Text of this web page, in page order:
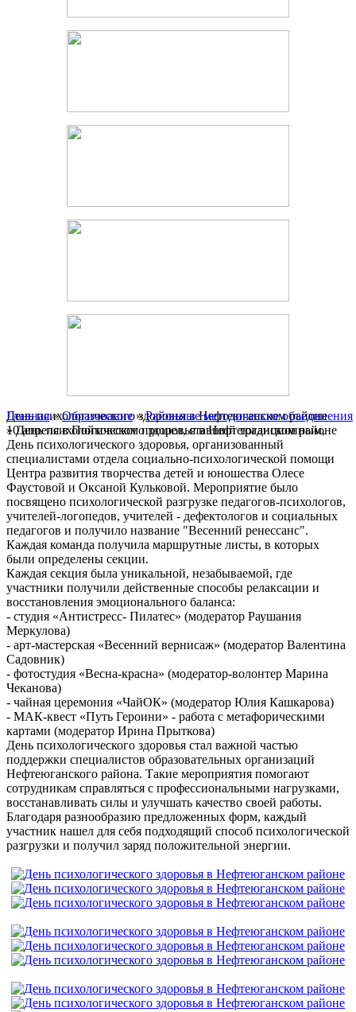
Главная»Образование»Районные методические объединения
» День психологического здоровья в Нефтеюганском районе
День психологического здоровья в Нефтеюганском районе
10 апреля в Пойковском прошел, ставший традиционным,
День психологического здоровья, организованный
специалистами отдела социально-психологической помощи
Центра развития творчества детей и юношества Олесе
Фаустовой и Оксаной Кульковой. Мероприятие было
посвящено психологической разгрузке педагогов-психологов,
учителей-логопедов, учителей - дефектологов и социальных
педагогов и получило название "Весенний ренессанс".
Каждая команда получила маршрутные листы, в которых
были определены секции.
Каждая секция была уникальной, незабываемой, где
участники получили действенные способы релаксации и
восстановления эмоционального баланса:
- студия «Антистресс- Пилатес» (модератор Раушания
Меркулова)
- арт-мастерская «Весенний вернисаж» (модератор Валентина
Садовник)
- фотостудия «Весна-красна» (модератор-волонтер Марина
Чеканова)
- чайная церемония «ЧайОК» (модератор Юлия Кашкарова)
- МАК-квест «Путь Героини» - работа с метафорическими
картами (модератор Ирина Прыткова)
День психологического здоровья стал важной частью
поддержки специалистов образовательных организаций
Нефтеюганского района. Такие мероприятия помогают
сотрудникам справляться с профессиональными нагрузками,
восстанавливать силы и улучшать качество своей работы.
Благодаря разнообразию предложенных форм, каждый
участник нашел для себя подходящий способ психологической
разгрузки и получил заряд положительной энергии.